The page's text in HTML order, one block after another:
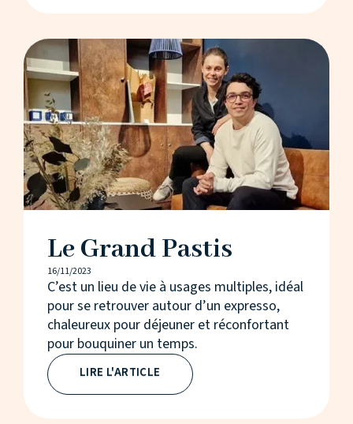
Le Grand Pastis
16/11/2023
C’est un lieu de vie à usages multiples, idéal
pour se retrouver autour d’un expresso,
chaleureux pour déjeuner et réconfortant
pour bouquiner un temps.
LIRE L'ARTICLE